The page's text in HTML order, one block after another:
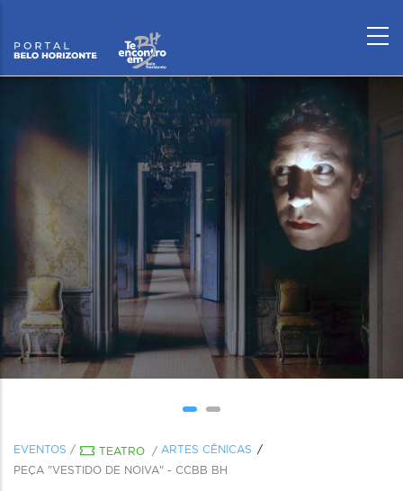
EVENTOS / TEATRO / ARTES CÊNICAS
PEÇA "VESTIDO DE NOIVA" - CCBB BH